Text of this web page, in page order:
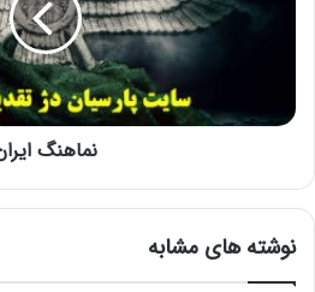
نماهنگ
نوشته های مشابه